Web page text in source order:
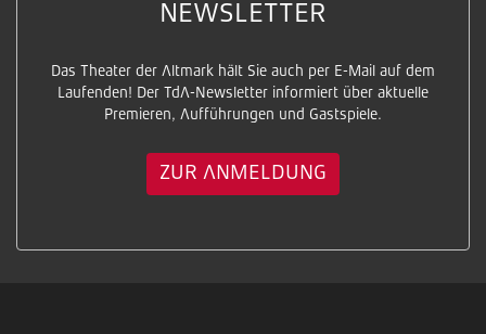
NEWSLETTER
Das Theater der Altmark hält Sie auch per E-Mail auf dem
Laufenden! Der TdA-Newsletter informiert über aktuelle
Premieren, Aufführungen und Gastspiele.
ZUR ANMELDUNG